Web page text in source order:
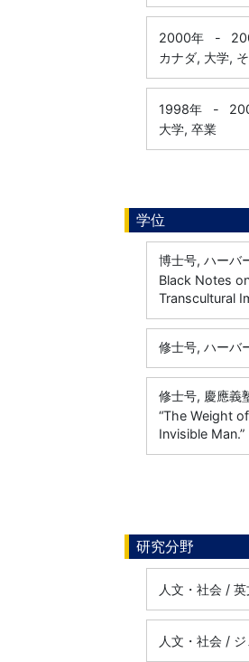
2000年 -
カナダ, 大学,
1998年 -
大学, 卒業
学位
博士号, ハーバ
Black Notes
Transcultural
修士号, ハーバ
修士号, 慶應義
“The Weight
Invisible Man.”
研究分野
人文・社会 /
人文・社会 /